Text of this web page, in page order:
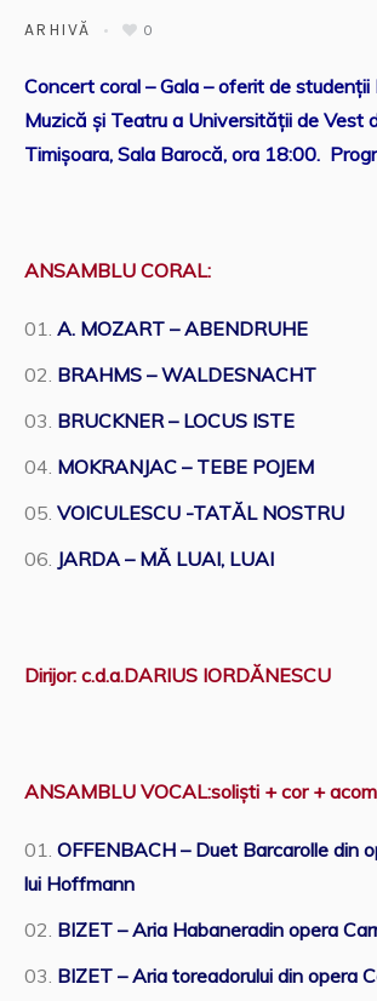
ARHIVĂ 0
Concert coral – Gala – oferit de studenții
Muzică și Teatru a Universității de Vest
Timișoara, Sala Barocă, ora 18:00.
ANSAMBLU CORAL:
A. MOZART – ABENDRUHE
BRAHMS – WALDESNACHT
BRUCKNER – LOCUS ISTE
MOKRANJAC – TEBE POJEM
VOICULESCU -TATĂL NOSTRU
JARDA – MĂ LUAI, LUAI
Dirijor: c.d.a.DARIUS IORDĂNESCU
ANSAMBLU VOCAL:soliști + cor +
OFFENBACH – Duet Barcarolle din
lui Hoffmann
BIZET – Aria Habaneradin opera
BIZET – Aria toreadorului din opera